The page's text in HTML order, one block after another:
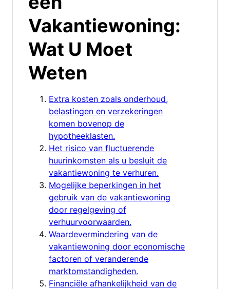
Vakantiewoning:
Wat U Moet
Weten
Extra kosten zoals onderhoud,
belastingen en verzekeringen
komen bovenop de
hypotheeklasten.
Het risico van fluctuerende
huurinkomsten als u besluit de
vakantiewoning te verhuren.
Mogelijke beperkingen in het
gebruik van de vakantiewoning
door regelgeving of
verhuurvoorwaarden.
Waardevermindering van de
vakantiewoning door economische
factoren of veranderende
marktomstandigheden.
Financiële afhankelijkheid van de